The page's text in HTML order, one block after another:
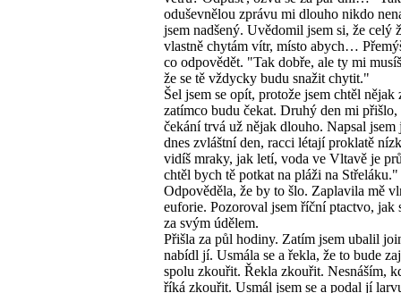
oduševnělou zprávu mi dlouho nikdo
jsem nadšený. Uvědomil jsem si, že celý
vlastně chytám vítr, místo abych…
co odpovědět. "Tak dobře, ale ty mi
že se tě vždycky budu snažit chytit."
Šel jsem se opít, protože jsem chtěl nějak
zatímco budu čekat. Druhý den mi přišlo,
čekání trvá už nějak dlouho. Napsal jsem
dnes zvláštní den, racci létají proklatě
vidíš mraky, jak letí, voda ve Vltavě je
chtěl bych tě potkat na pláži na Střeláku."
Odpověděla, že by to šlo. Zaplavila mě
euforie. Pozoroval jsem říční ptactvo, jak
za svým údělem.
Přišla za půl hodiny. Zatím jsem ubalil
nabídl jí. Usmála se a řekla, že to bude
spolu zkouřit. Řekla zkouřit. Nesnáším,
říká zkouřit. Usmál jsem se a podal jí